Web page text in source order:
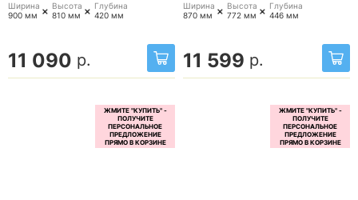
Ширина
900 мм+Высота
810 мм+Глубина
420 мм
11 090 р.
Ширина
870 мм+Высота
772 мм+Глубина
446 мм
11 599 р.